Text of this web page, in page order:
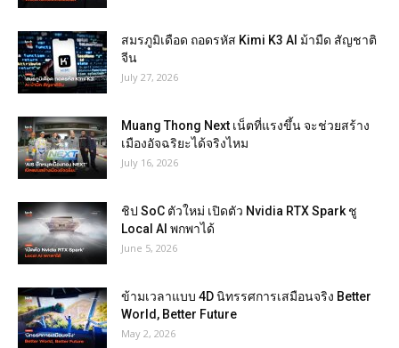
สมรภูมิเดือด ถอดรหัส Kimi K3 AI ม้ามืด สัญชาติ
จีน
July 27, 2026
Muang Thong Next เน็ตที่แรงขึ้น จะช่วยสร้าง
เมืองอัจฉริยะได้จริงไหม
July 16, 2026
ชิป SoC ตัวใหม่ เปิดตัว Nvidia RTX Spark ชู
Local AI พกพาได้
June 5, 2026
ข้ามเวลาแบบ 4D นิทรรศการเสมือนจริง Better
World, Better Future
May 2, 2026